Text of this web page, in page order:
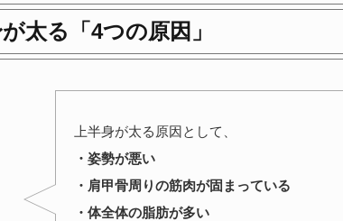
太る「4つの原因」
上半身が太る原因として、
・姿勢が悪い
・肩甲骨周りの筋肉が固まっている
・体全体の脂肪が多い